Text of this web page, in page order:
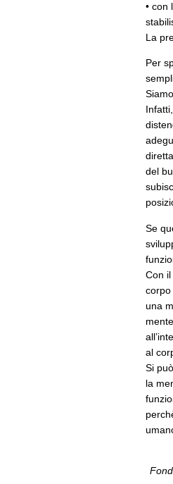
• con
La
Per
del
Se
Con
corpo
una
al
Si
la